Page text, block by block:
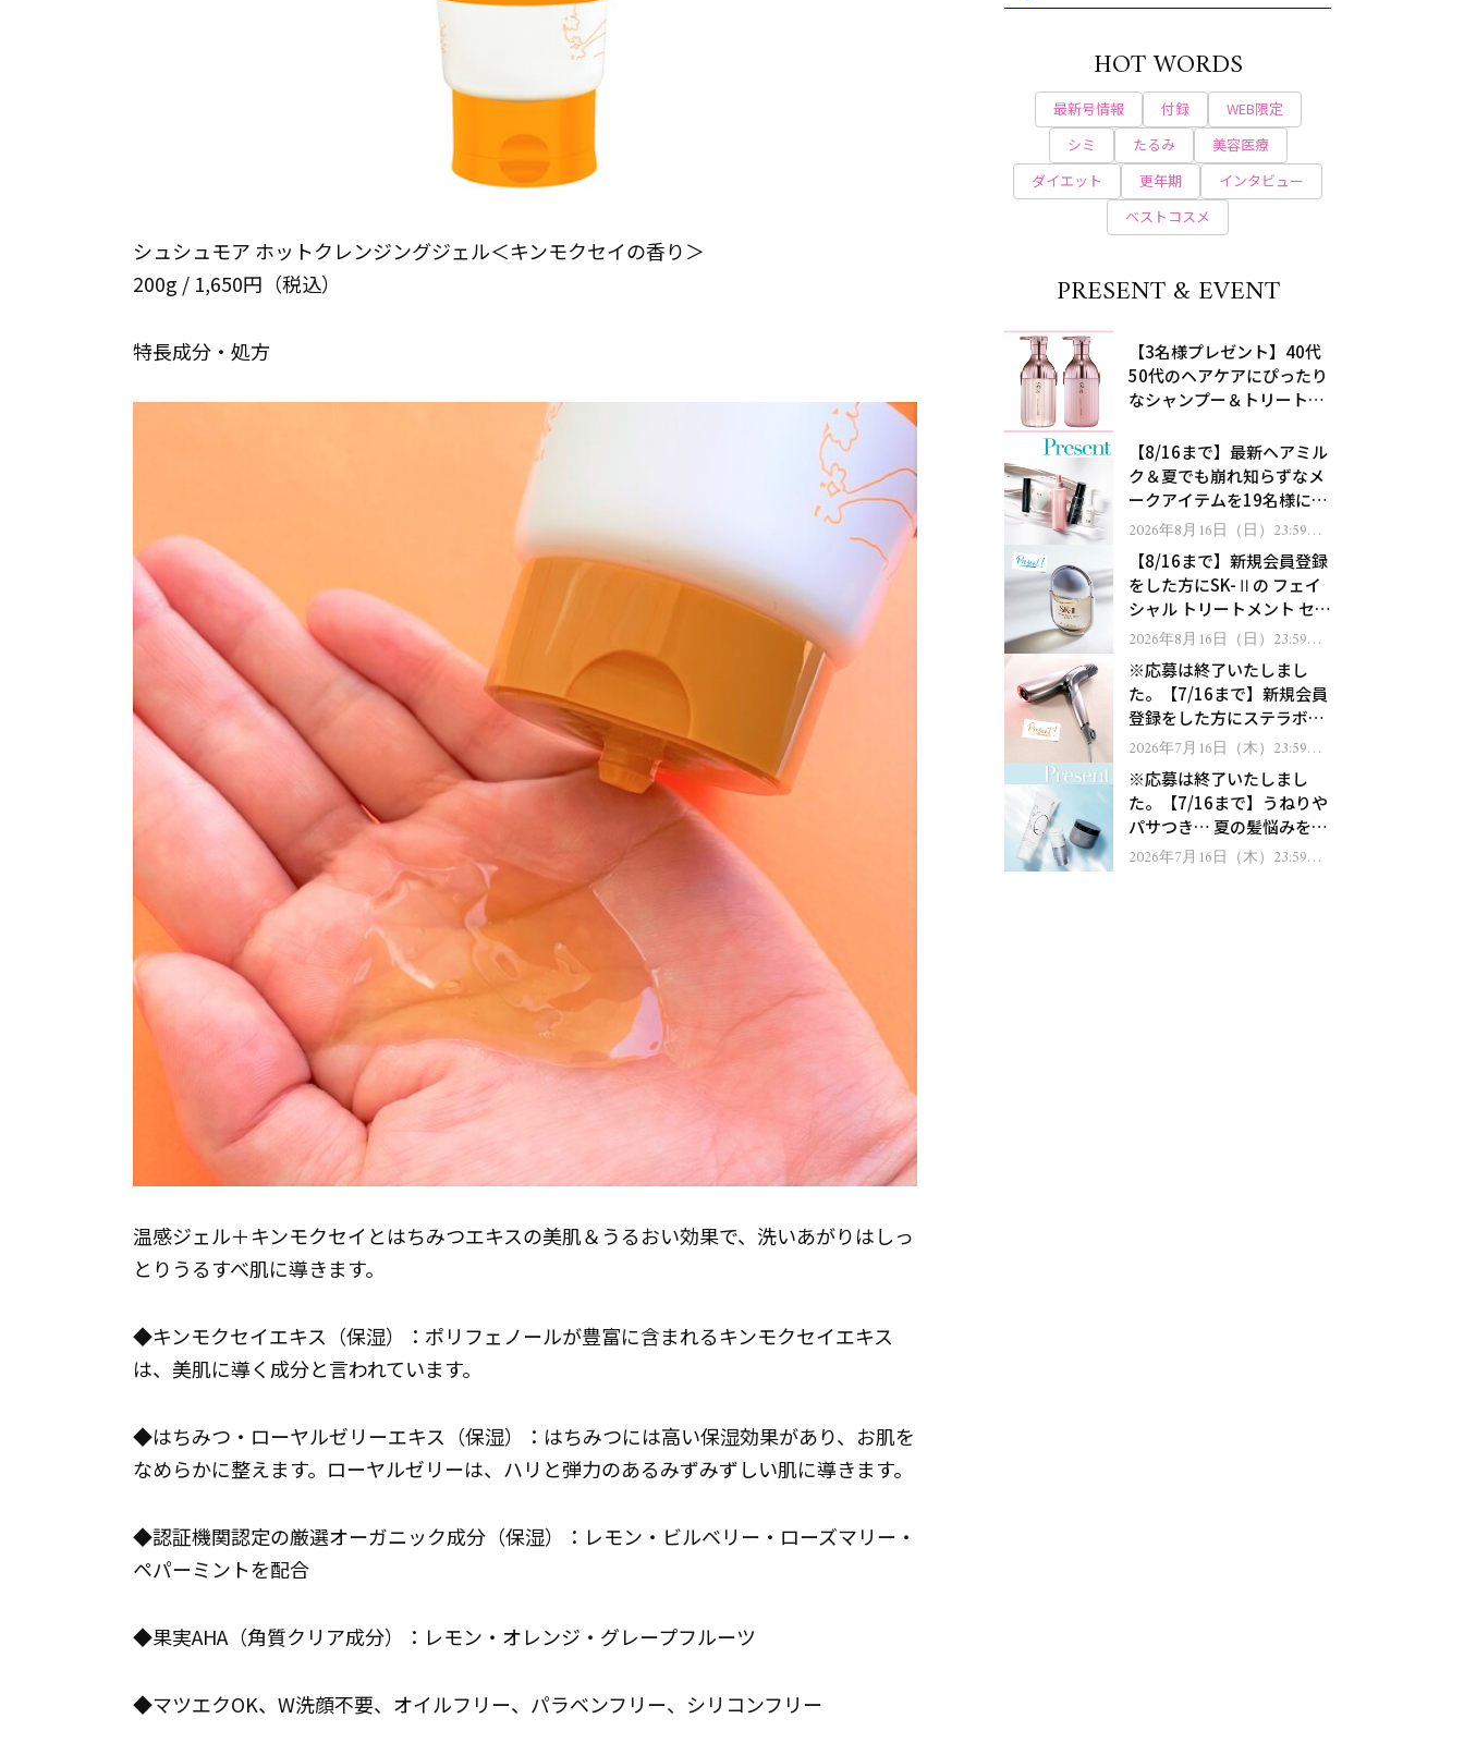
シュシュモア ホットクレンジングジェル＜キンモクセイの香り＞
200g / 1,650円（税込）
特長成分・処方
温感ジェル＋キンモクセイとはちみつエキスの美肌＆うるおい効果で、洗いあがりはしっ
とりうるすべ肌に導きます。
◆キンモクセイエキス（保湿）：ポリフェノールが豊富に含まれるキンモクセイエキス
は、美肌に導く成分と言われています。
◆はちみつ・ローヤルゼリーエキス（保湿）：はちみつには高い保湿効果があり、お肌を
なめらかに整えます。ローヤルゼリーは、ハリと弾力のあるみずみずしい肌に導きます。
◆認証機関認定の厳選オーガニック成分（保湿）：レモン・ビルベリー・ローズマリー・
ペパーミントを配合
◆果実AHA（角質クリア成分）：レモン・オレンジ・グレープフルーツ
◆マツエクOK、W洗顔不要、オイルフリー、パラベンフリー、シリコンフリー
HOT WORDS
最新号情報 付録
WEB限定
シミ
たるみ
美容医療
ダイエット
更年期
インタビュー
ベストコスメ
PRESENT & EVENT
【3名様プレゼント】40代
50代のヘアケアにぴったり
なシャンプー＆トリートメ
処！
【8/16まで】最新ヘアミル
ク＆夏でも崩れ知らずなメ
ークアイテムを19名様にプ
レゼント！
2026年8月16日（日）23:59ま
で【8/16まで】新規会員登録
をした方にSK-Ⅱの フェイ
シャル トリートメント セラ
ムをプレゼント！
2026年8月16日（日）23:59ま
※応募は終了いたしまし
た。【7/16まで】新規会員
登録をした方にステラボー
テのシャインリバース ヘア
ゼント！
2026年7月16日（木）23:59ま
※応募は終了いたしまし
た。【7/16まで】うねりや
パサつき… 夏の髪悩みを解
消するヘアケアアイテムを
2026年7月16日（木）23:59ま